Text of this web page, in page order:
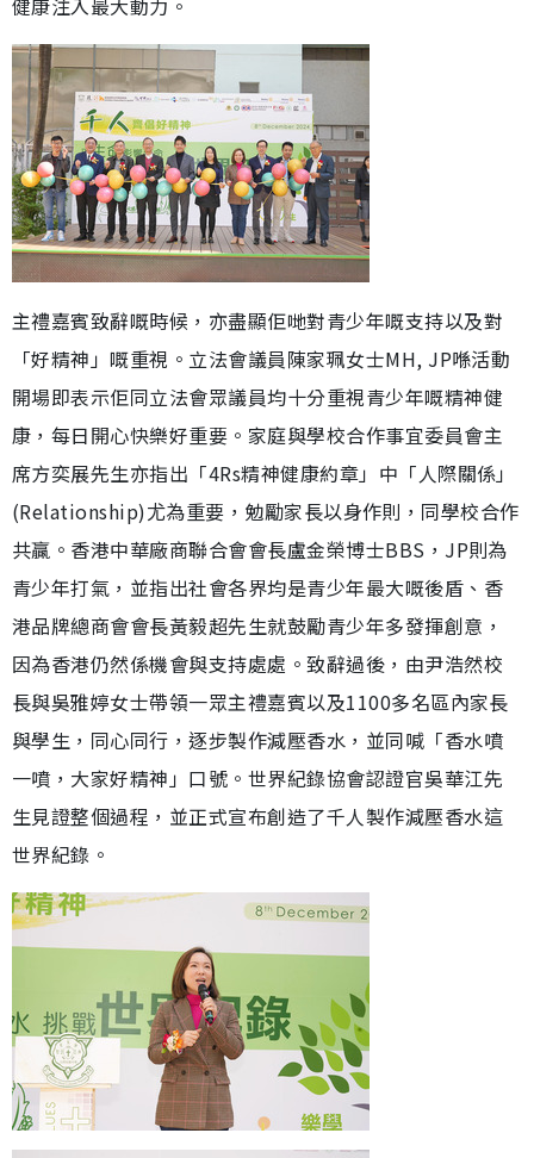
健康注入最大動力。
主禮嘉賓致辭嘅時候，亦盡顯佢哋對青少年嘅支持以及對
「好精神」嘅重視。立法會議員陳家珮女士MH, JP喺活動
開場即表示佢同立法會眾議員均十分重視青少年嘅精神健
康，每日開心快樂好重要。家庭與學校合作事宜委員會主
席方奕展先生亦指出「4Rs精神健康約章」中「人際關係」
(Relationship)尤為重要，勉勵家長以身作則，同學校合作
共贏。香港中華廠商聯合會會長盧金榮博士BBS，JP則為
青少年打氣，並指出社會各界均是青少年最大嘅後盾、香
港品牌總商會會長黃毅超先生就鼓勵青少年多發揮創意，
因為香港仍然係機會與支持處處。致辭過後，由尹浩然校
長與吳雅婷女士帶領一眾主禮嘉賓以及1100多名區內家長
與學生，同心同行，逐步製作減壓香水，並同喊「香水噴
一噴，大家好精神」口號。世界紀錄協會認證官吳華江先
生見證整個過程，並正式宣布創造了千人製作減壓香水這
世界紀錄。